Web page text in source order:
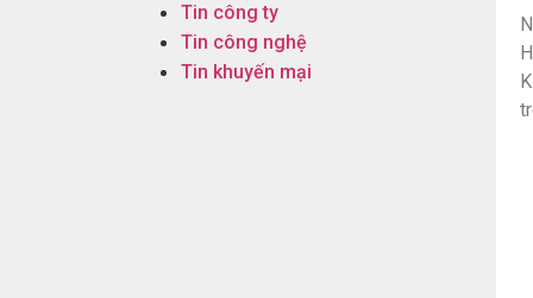
Tin công ty
Tin công nghệ
Tin khuyến mại